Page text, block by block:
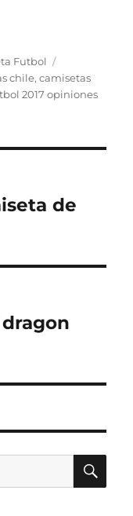
Futbol
chile,camisetas
2017 opiniones
de